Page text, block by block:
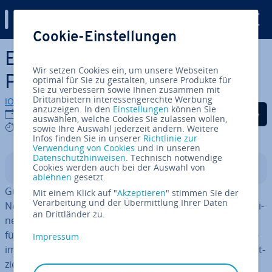
Zum Haupt­in­halt springen
Er­folg­reich im E-Commerce:
Pro­dukt­tex­te, die verkaufen
IONOS Redaktion
29.01.2021
8 mins
Auf Facebook teilen
Auf Twitter teilen
Auf LinkedIn
In­halts­ver­zeich­nis
Guter Content ist nicht nur für Magazine, Blogs und
News­sei­ten wichtig, um im hart um­kämpf­ten On­line­busi­
ness zu bestehen. Auch
für Tag aufs Neue gegen die
durch­set­zen –
im Kampf um Kunden und die beste Such­ma­schi­nen­plat­
zie­rung.
Cookie-Einstellungen
Wir setzen Cookies ein, um unsere Webseiten
optimal für Sie zu gestalten, unsere Produkte für
Sie zu verbessern sowie Ihnen zusammen mit
Drittanbietern interessengerechte Werbung
anzuzeigen. In den Einstellungen können Sie
auswählen, welche Cookies Sie zulassen wollen,
sowie Ihre Auswahl jederzeit ändern. Weitere
Infos finden Sie in unserer Richtlinie zur
Verwendung von Cookies und in unseren
Datenschutzhinweisen. Technisch notwendige
Cookies werden auch bei der Auswahl von
ablehnen gesetzt.
Mit einem Klick auf "Akzeptieren" stimmen Sie der
Verarbeitung und der Übermittlung Ihrer Daten
an Drittländer zu.
Impressum